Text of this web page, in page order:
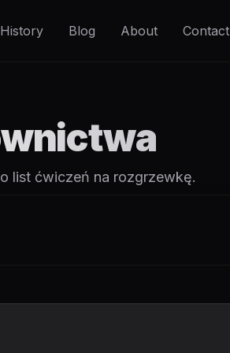
History Blog About Contact
list ćwiczeń na rozgrzewkę.